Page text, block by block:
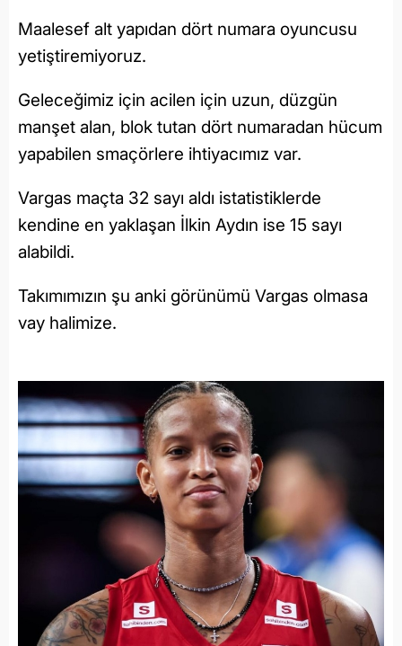
Maalesef alt yapıdan dört numara oyuncusu
yetiştiremiyoruz.
Geleceğimiz için acilen için uzun, düzgün
manşet alan, blok tutan dört numaradan hücum
yapabilen smaçörlere ihtiyacımız var.
Vargas maçta 32 sayı aldı istatistiklerde
kendine en yaklaşan İlkin Aydın ise 15 sayı
alabildi.
Takımımızın şu anki görünümü Vargas olmasa
vay halimize.